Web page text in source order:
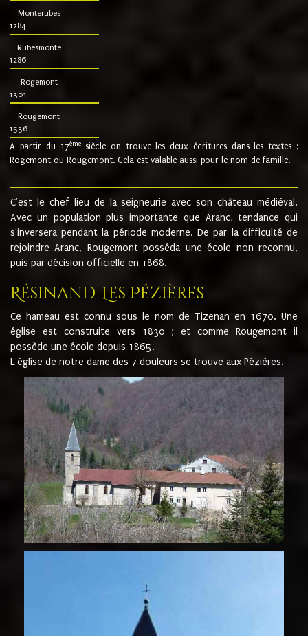
Monterubes
1284
Rubesmonte
1286
Rogemont
1301
Rougemont
1536
A partir du 17ème siècle on trouve les deux écritures dans les textes :
Rogemont ou Rougemont. Cela est valable aussi pour le nom de famille.
C'est le chef lieu de la seigneurie avec son château médiéval.
Avec un population plus importante que Aranc, tendance qui
s'inversera pendant la période moderne. De par la difficulté de
rejoindre Aranc, Rougemont posséda une école non reconnu,
puis par décision officielle en 1868.
Résinand-Les Pézières
Ce hameau est connu sous le nom de Tizenan en 1670. Une
église est construite vers 1830 ; et comme Rougemont il
possède une école depuis 1865.
L'église de notre dame des 7 douleurs se trouve aux Pézières.